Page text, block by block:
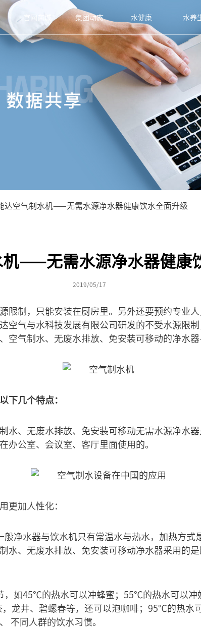
官网商城 集团动态 水健康 水养
达空气制水机——无需水源净水器健康饮水全面升级
——无需水源净水器健康
2019/05/17
限制，只能安装在厨房里。另外还要预约专业
空气与水科技发展有限公司研发的不受水源限
空气制水、无废水排放、免安装可移动的净水
下几个特点：
水、无废水排放、免安装可移动无需水源净水
办公室、会议室、客厅里面使用的。
更加人性化：
般净水器与饮水机只有常温水与热水，加热方
水、无废水排放、免安装可移动净水器采用的
，如45℃的热水可以冲蜂蜜；55℃的热水可以
龙井、碧螺春等，还可以泡咖啡；95℃的热水
不同人群的饮水习惯。